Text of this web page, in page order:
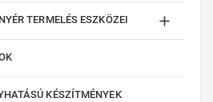
TERMELÉS ESZKÖZEI 
KÉSZÍTMÉNYEK